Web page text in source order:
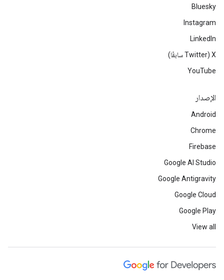
Bluesky
Instagram
LinkedIn
‫X ‏(Twitter سابقًا)
YouTube
الإصدار
Android
Chrome
Firebase
Google AI Studio
Google Antigravity
Google Cloud
Google Play
View all